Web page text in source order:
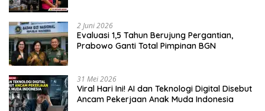
2 Juni 2026
Evaluasi 1,5 Tahun Berujung Pergantian,
Prabowo Ganti Total Pimpinan BGN
31 Mei 2026
Viral Hari Ini! AI dan Teknologi Digital Disebut
Ancam Pekerjaan Anak Muda Indonesia